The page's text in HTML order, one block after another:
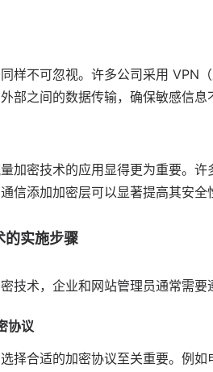
样不可忽视。许多公司采用 VPN
部之间的数据传输，确保敏感信息
加密技术的应用显得更为重要。
信添加加密层可以显著提高其安全
的实施步骤
技术，企业和网站管理员通常需要
协议
择合适的加密协议至关重要。例